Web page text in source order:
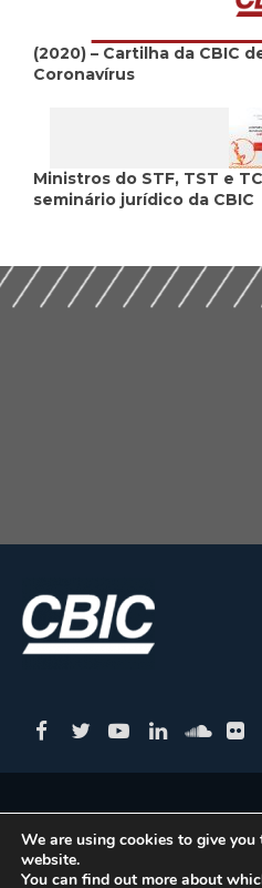
(2020) – Cartilha da CBIC
Coronavírus
Ministros do STF, TST e
seminário jurídico da CBIC
CBIC | SBN Quadra 01 –
Armando Monteiro Neto -
| Tel.:(61) 3327-1013
We are using cookies to give you
website.
You can find out more about